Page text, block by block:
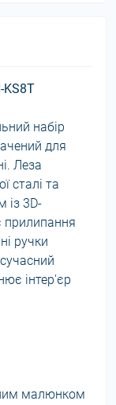
KS8T
набір
для
Леза
сталі та
із 3D-
ручки
інтер'єр
малюнком